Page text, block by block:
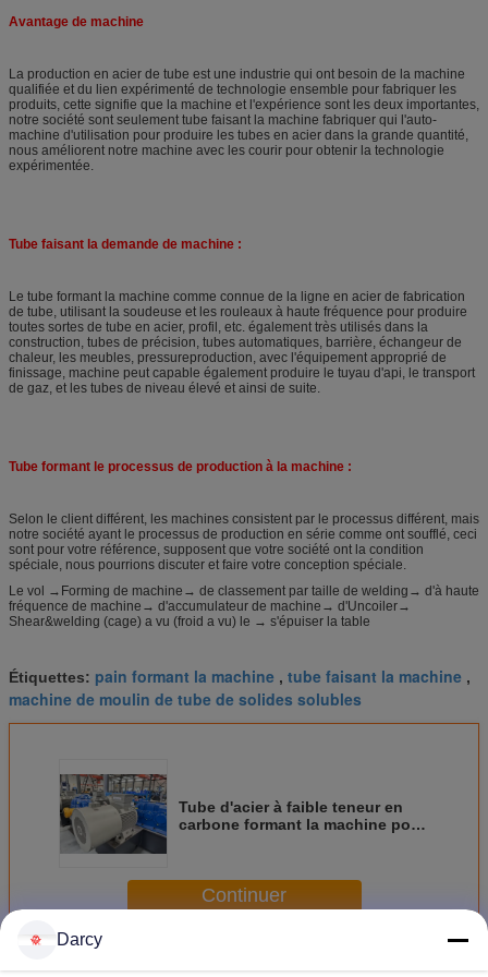
Avantage de machine
La production en acier de tube est une industrie qui ont besoin de la machine
qualifiée et du lien expérimenté de technologie ensemble pour fabriquer les
produits, cette signifie que la machine et l'expérience sont les deux importantes,
notre société sont seulement tube faisant la machine fabriquer qui l'auto-
machine d'utilisation pour produire les tubes en acier dans la grande quantité,
nous améliorent notre machine avec les courir pour obtenir la technologie
expérimentée.
Tube faisant la demande de machine :
Le tube formant la machine comme connue de la ligne en acier de fabrication
de tube, utilisant la soudeuse et les rouleaux à haute fréquence pour produire
toutes sortes de tube en acier, profil, etc. également très utilisés dans la
construction, tubes de précision, tubes automatiques, barrière, échangeur de
chaleur, les meubles, pressureproduction, avec l'équipement approprié de
finissage, machine peut capable également produire le tuyau d'api, le transport
de gaz, et les tubes de niveau élevé et ainsi de suite.
Tube formant le processus de production à la machine :
Selon le client différent, les machines consistent par le processus différent, mais
notre société ayant le processus de production en série comme ont soufflé, ceci
sont pour votre référence, supposent que votre société ont la condition
spéciale, nous pourrions discuter et faire votre conception spéciale.
Le vol →Forming de machine→ de classement par taille de welding→ d'à haute
fréquence de machine→ d'accumulateur de machine→ d'Uncoiler→
Shear&welding (cage) a vu (froid a vu) le → s'épuiser la table
Étiquettes: pain formant la machine , tube faisant la machine ,
machine de moulin de tube de solides solubles
Tube d'acier à faible teneur en
carbone formant la machine pour
Continuer
Machine de formage de tube
Darcy